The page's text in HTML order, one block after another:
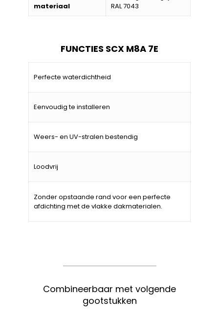
materiaal
RAL 7043
FUNCTIES SCX M8A 7E
Perfecte waterdichtheid
Eenvoudig te installeren
Weers- en UV-stralen bestendig
Loodvrij
Zonder opstaande rand voor een perfecte
afdichting met de vlakke dakmaterialen.
Combineerbaar met volgende
gootstukken